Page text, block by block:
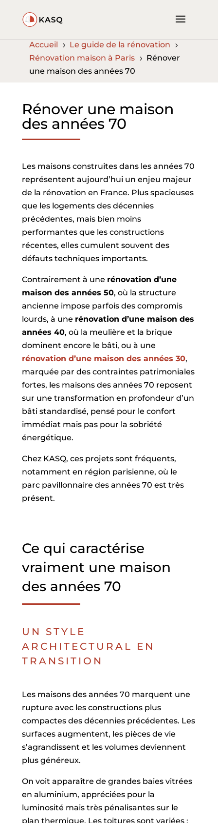
Accueil 5 Le guide de la rénovation 5
Rénovation maison à Paris 5
Rénover
une maison des années 70
Rénover une maison
des années 70
Les maisons construites dans les années 70
représentent aujourd’hui un enjeu majeur
de la rénovation en France. Plus spacieuses
que les logements des décennies
précédentes, mais bien moins
performantes que les constructions
récentes, elles cumulent souvent des
défauts techniques importants.
Contrairement à une rénovation d’une
maison des années 50, où la structure
ancienne impose parfois des compromis
lourds, à une rénovation d’une maison des
années 40, où la meulière et la brique
dominent encore le bâti, ou à une
rénovation d’une maison des années 30,
marquée par des contraintes patrimoniales
fortes, les maisons des années 70 reposent
sur une transformation en profondeur d’un
bâti standardisé, pensé pour le confort
immédiat mais pas pour la sobriété
énergétique.
Chez KASQ, ces projets sont fréquents,
notamment en région parisienne, où le
parc pavillonnaire des années 70 est très
présent.
Ce qui caractérise
vraiment une maison
des années 70
UN STYLE
ARCHITECTURAL EN
TRANSITION
Les maisons des années 70 marquent une
rupture avec les constructions plus
compactes des décennies précédentes. Les
surfaces augmentent, les pièces de vie
s’agrandissent et les volumes deviennent
plus généreux.
On voit apparaître de grandes baies vitrées
en aluminium, appréciées pour la
luminosité mais très pénalisantes sur le
plan thermique. Les toitures sont variées :